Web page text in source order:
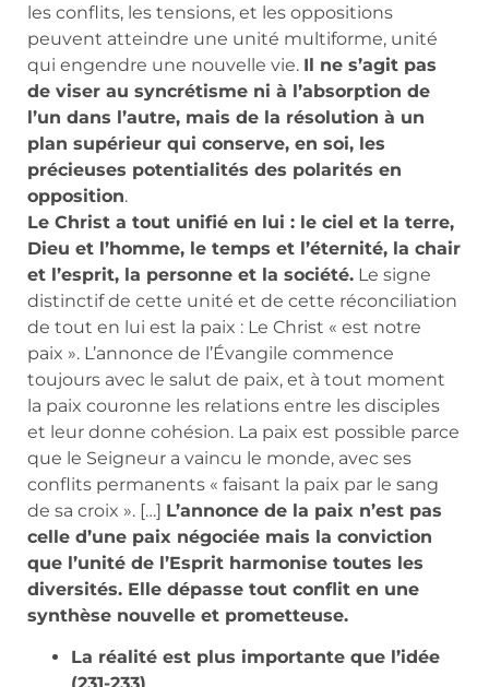
les conflits, les tensions, et les oppositions
peuvent atteindre une unité multiforme, unité
qui engendre une nouvelle vie. Il ne s’agit pas
de viser au syncrétisme ni à l’absorption de
l’un dans l’autre, mais de la résolution à un
plan supérieur qui conserve, en soi, les
précieuses potentialités des polarités en
opposition.
Le Christ a tout unifié en lui : le ciel et la terre,
Dieu et l’homme, le temps et l’éternité, la chair
et l’esprit, la personne et la société. Le signe
distinctif de cette unité et de cette réconciliation
de tout en lui est la paix : Le Christ « est notre
paix ». L’annonce de l’Évangile commence
toujours avec le salut de paix, et à tout moment
la paix couronne les relations entre les disciples
et leur donne cohésion. La paix est possible parce
que le Seigneur a vaincu le monde, avec ses
conflits permanents « faisant la paix par le sang
de sa croix ». […] L’annonce de la paix n’est pas
celle d’une paix négociée mais la conviction
que l’unité de l’Esprit harmonise toutes les
diversités. Elle dépasse tout conflit en une
synthèse nouvelle et prometteuse.
La réalité est plus importante que l’idée